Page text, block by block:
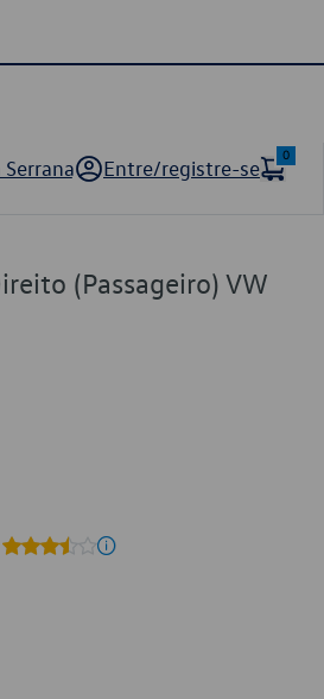
Serrana Entre/registre-se
0
(Passageiro) VW